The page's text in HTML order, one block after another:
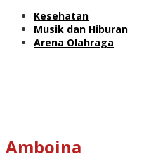
Kesehatan
Musik dan Hiburan
Arena Olahraga
Amboina